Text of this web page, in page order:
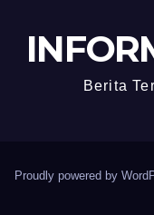
Berita
Proudly powered by